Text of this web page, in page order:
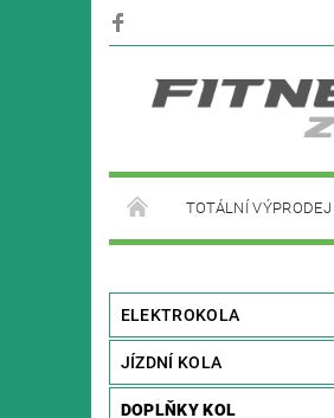
TOTÁLNÍ VÝPRODEJ
ELEKTROKOLA
JÍZDNÍ KOLA
DOPLŇKY KOL